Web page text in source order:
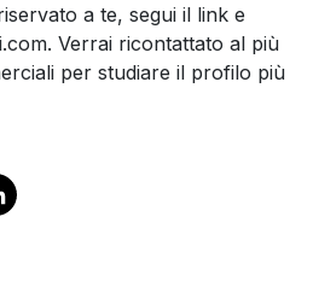
a te, segui il link e
Verrai ricontattato al più
per studiare il profilo più